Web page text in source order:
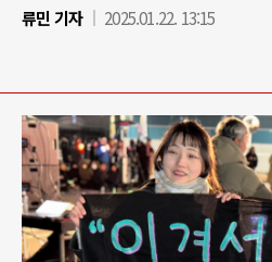
류민 기자
2025.01.22. 13:15